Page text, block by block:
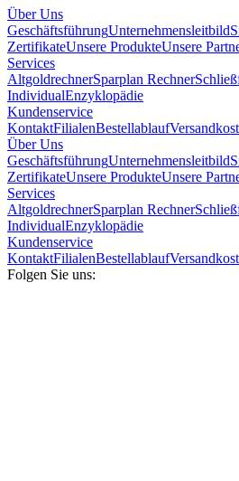
Über Uns
GeschäftsführungUnternehmensleitbild
ZertifikateUnsere ProdukteUnsere
Services
AltgoldrechnerSparplan Rechner
IndividualEnzyklopädie
Kundenservice
KontaktFilialenBestellablauf
Über Uns
GeschäftsführungUnternehmensleitbild
ZertifikateUnsere ProdukteUnsere
Services
AltgoldrechnerSparplan Rechner
IndividualEnzyklopädie
Kundenservice
KontaktFilialenBestellablauf
Folgen Sie uns: